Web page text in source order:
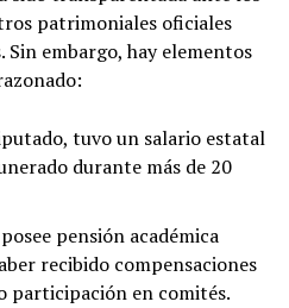
patrimoniales oficiales
Sin embargo, hay elementos
tuvo un salario estatal
durante más de 20
pensión académica
recibido compensaciones
participación en comités.